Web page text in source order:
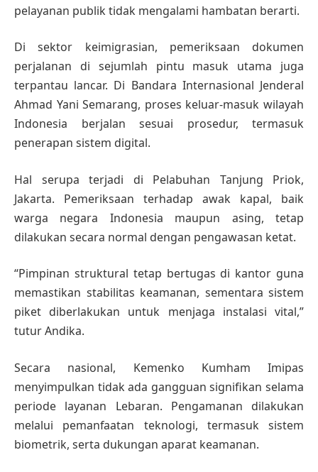
pelayanan publik tidak mengalami hambatan berarti.
Di sektor keimigrasian, pemeriksaan dokumen
perjalanan di sejumlah pintu masuk utama juga
terpantau lancar. Di Bandara Internasional Jenderal
Ahmad Yani Semarang, proses keluar-masuk wilayah
Indonesia berjalan sesuai prosedur, termasuk
penerapan sistem digital.
Hal serupa terjadi di Pelabuhan Tanjung Priok,
Jakarta. Pemeriksaan terhadap awak kapal, baik
warga negara Indonesia maupun asing, tetap
dilakukan secara normal dengan pengawasan ketat.
“Pimpinan struktural tetap bertugas di kantor guna
memastikan stabilitas keamanan, sementara sistem
piket diberlakukan untuk menjaga instalasi vital,”
tutur Andika.
Secara nasional, Kemenko Kumham Imipas
menyimpulkan tidak ada gangguan signifikan selama
periode layanan Lebaran. Pengamanan dilakukan
melalui pemanfaatan teknologi, termasuk sistem
biometrik, serta dukungan aparat keamanan.